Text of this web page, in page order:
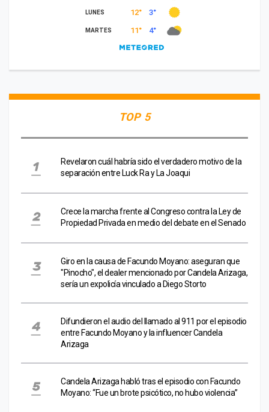
TOP 5
Revelaron cuál habría sido el verdadero motivo de la
separación entre Luck Ra y La Joaqui
Crece la marcha frente al Congreso contra la Ley de
Propiedad Privada en medio del debate en el Senado
Giro en la causa de Facundo Moyano: aseguran que
"Pinocho", el dealer mencionado por Candela Arizaga,
sería un expolicía vinculado a Diego Storto
Difundieron el audio del llamado al 911 por el episodio
entre Facundo Moyano y la influencer Candela
Arizaga
Candela Arizaga habló tras el episodio con Facundo
Moyano: “Fue un brote psicótico, no hubo violencia”